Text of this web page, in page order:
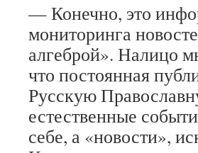
— Конечно, это
мониторинга
алгеброй». Налицо
что постоянная
Русскую
естественные
себе, а «новости»,